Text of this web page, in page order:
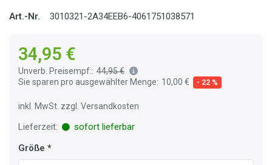
Art.-Nr. 3010321-2A34EEB6-4061751038571
34,95 €
Unverb. Preisempf.: 44,95 €
Sie sparen pro ausgewählter Menge: 10,00 € - 22 %
inkl. MwSt. zzgl. Versandkosten
Lieferzeit:
sofort lieferbar
Größe